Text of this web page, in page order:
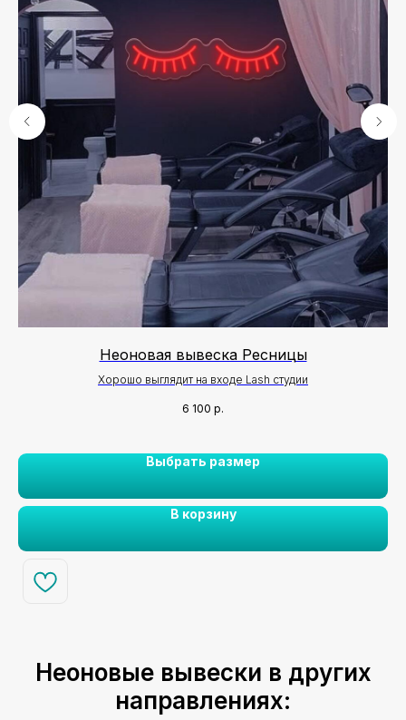
Неоновая вывеска Ресницы
Хорошо выглядит на входе Lash студии
6 100 р.
Выбрать размер
В корзину
Неоновые вывески в других
направлениях: